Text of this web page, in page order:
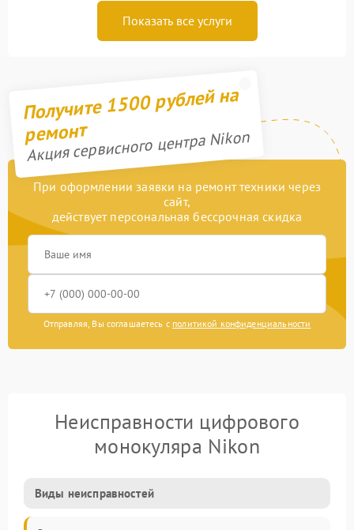
Показать все услуги
Получите 1500 рублей на
ремонт
Акция сервисного центра Nikon
При оформлении заявки на ремонт техники через
сайт,
действует персональная бессрочная скидка
Отправляя, Вы соглашаетесь с политикой конфиденциальности
Неисправности цифрового
монокуляра Nikon
Виды неисправностей